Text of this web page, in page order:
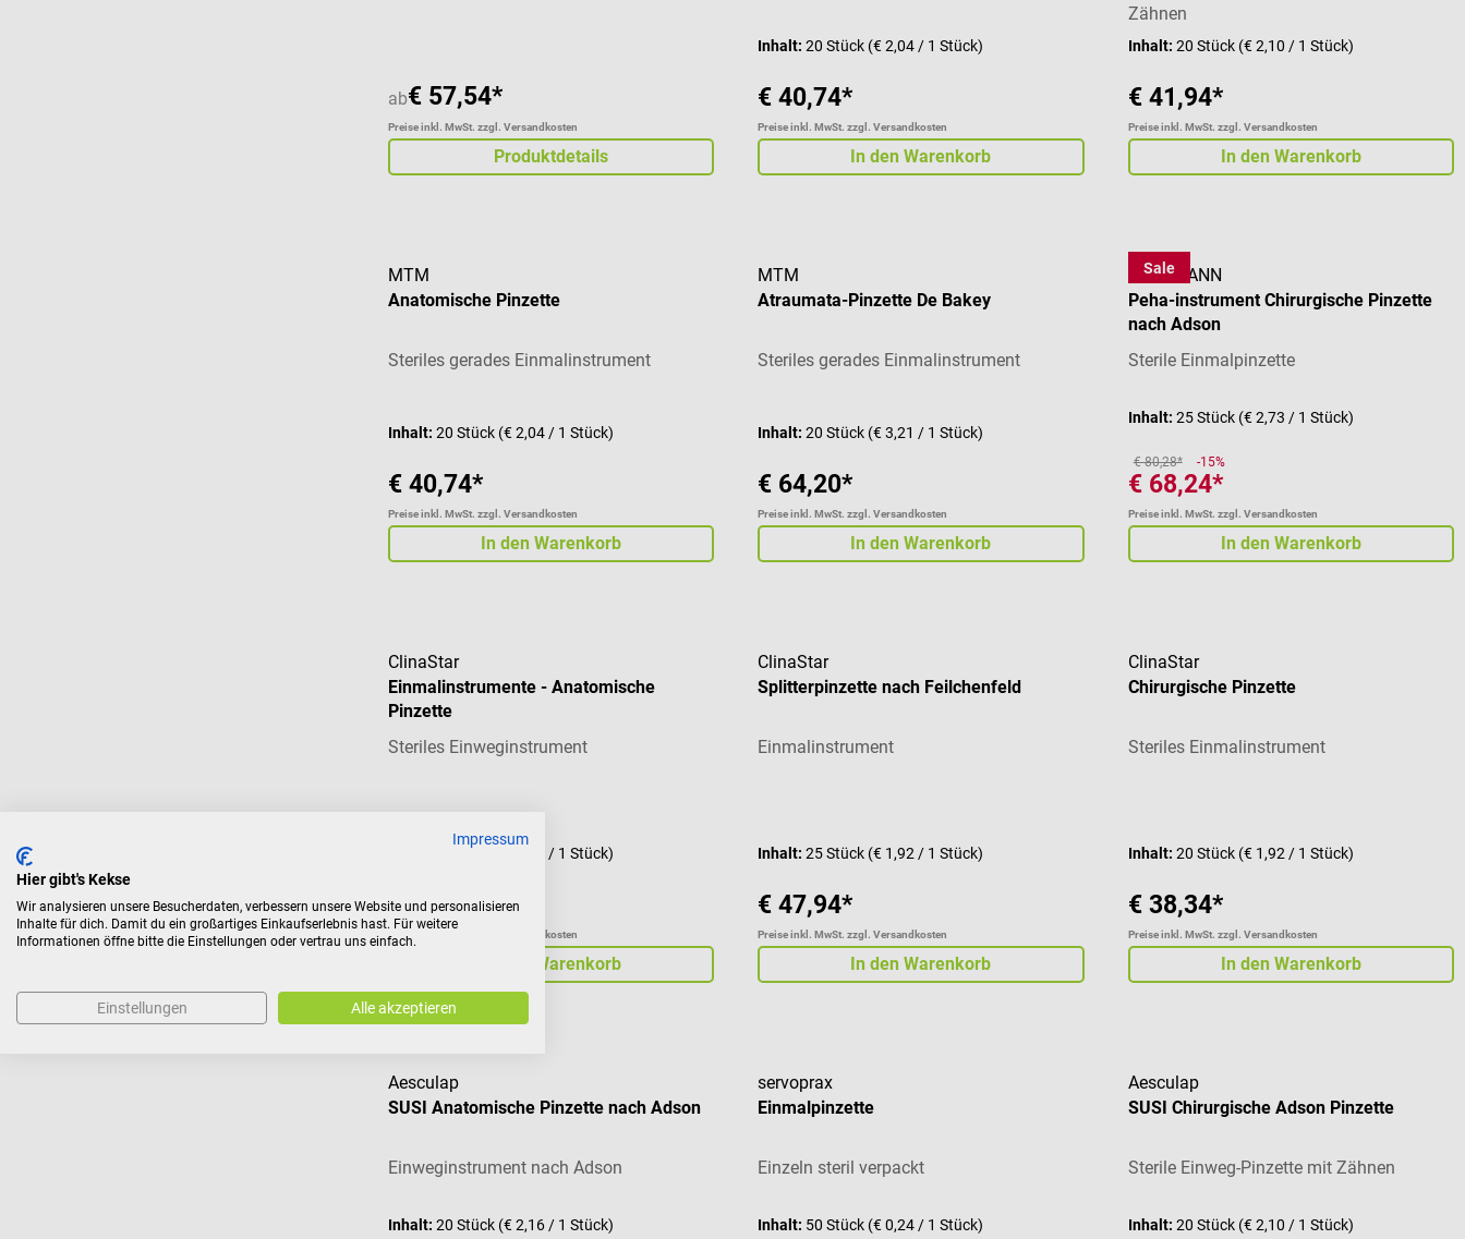
ab€ 57,54*
Preise inkl. MwSt. zzgl. Versandkosten
Produktdetails
Inhalt:20 Stück (€ 2,04 / 1 Stück)
€ 40,74*
Preise inkl. MwSt. zzgl. Versandkosten
In den Warenkorb
Zähnen
Inhalt: 20 Stück (€ 2,10 / 1 Stück)
€ 41,94*
Preise inkl. MwSt. zzgl. Versandkosten
In den Warenkorb
MTM
Anatomische Pinzette
Steriles gerades Einmalinstrument
Inhalt: 20 Stück (€ 2,04 / 1 Stück)
€ 40,74*
Preise inkl. MwSt. zzgl. Versandkosten
In den Warenkorb
MTM
Atraumata-Pinzette De Bakey
Steriles gerades Einmalinstrument
Inhalt:20 Stück (€ 3,21 / 1 Stück)
€ 64,20*
Preise inkl. MwSt. zzgl. Versandkosten
In den Warenkorb
Sale
HARTMANN
Peha-instrument Chirurgische Pinzette
nach Adson
Sterile Einmalpinzette
Inhalt: 25 Stück (€ 2,73 / 1 Stück)
€ 80,28* -15%
€ 68,24*
Preise inkl. MwSt. zzgl. Versandkosten
In den Warenkorb
ClinaStar
Einmalinstrumente - Anatomische
Pinzette
Steriles Einweginstrument
20 Stück (€ 1,92 / 1 Stück)
€ 38,34*
Preise inkl. MwSt. zzgl. Versandkosten
In den Warenkorb
ClinaStar
Splitterpinzette nach Feilchenfeld
Einmalinstrument
Inhalt:25 Stück (€ 1,92 / 1 Stück)
€ 47,94*
Preise inkl. MwSt. zzgl. Versandkosten
In den Warenkorb
ClinaStar
Chirurgische Pinzette
Steriles Einmalinstrument
Inhalt: 20 Stück (€ 1,92 / 1 Stück)
€ 38,34*
Preise inkl. MwSt. zzgl. Versandkosten
In den Warenkorb
Aesculap
SUSI Anatomische Pinzette nach Adson
Einweginstrument nach Adson
Inhalt: 20 Stück (€ 2,16 / 1 Stück)
servoprax
Einmalpinzette
Einzeln steril verpackt
Inhalt: 50 Stück (€ 0,24 / 1 Stück)
Aesculap
SUSI Chirurgische Adson Pinzette
Sterile Einweg-Pinzette mit Zähnen
Inhalt: 20 Stück (€ 2,10 / 1 Stück)
Impressum
Hier gibt's Kekse
Wir analysieren unsere Besucherdaten, verbessern unsere Website und personalisieren
Inhalte für dich. Damit du ein großartiges Einkaufserlebnis hast. Für weitere
Informationen öffne bitte die Einstellungen oder vertrau uns einfach.
Einstellungen Alle akzeptieren